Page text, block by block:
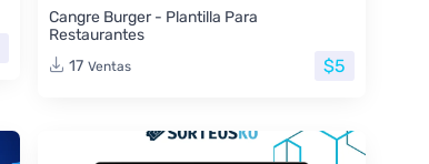
Cangre Burger - Plantilla Para
Restaurantes
17 Ventas $5